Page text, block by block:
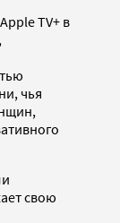
TV+ в
чья
свою